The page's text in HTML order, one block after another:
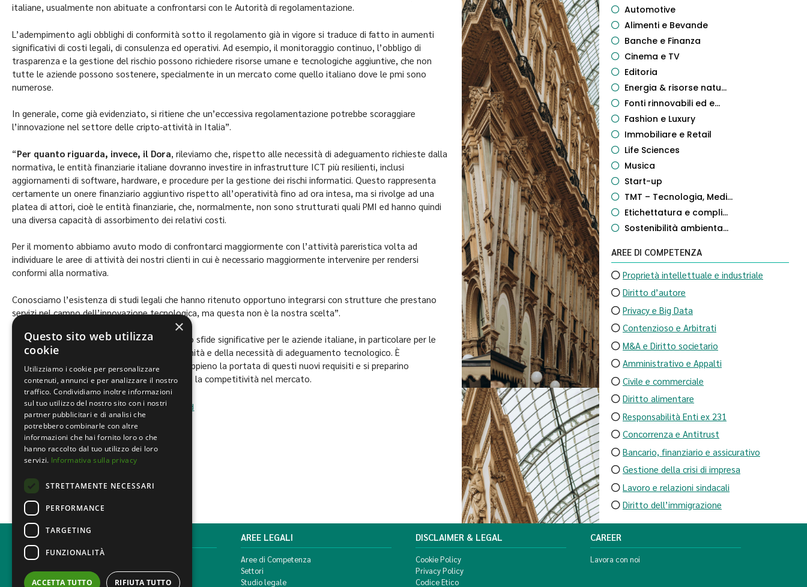
italiane, usualmente non abituate a confrontarsi con le Autorità di regolamentazione.
L’adempimento agli obblighi di conformità sotto il regolamento già in vigore si traduce di fatto in aumenti
significativi di costi legali, di consulenza ed operativi. Ad esempio, il monitoraggio continuo, l’obbligo di
trasparenza e la gestione del rischio possono richiedere risorse umane e tecnologiche aggiuntive, che non
tutte le aziende possono sostenere, specialmente in un mercato come quello italiano dove le pmi sono
numerose.
In generale, come già evidenziato, si ritiene che un’eccessiva regolamentazione potrebbe scoraggiare
l’innovazione nel settore delle cripto-attività in Italia”.
“Per quanto riguarda, invece, il Dora , rileviamo che, rispetto alle necessità di adeguamento richieste dalla
normativa, le entità finanziarie italiane dovranno investire in infrastrutture ICT più resilienti, inclusi
aggiornamenti di software, hardware, e procedure per la gestione dei rischi informatici. Questo rappresenta
certamente un onere finanziario aggiuntivo rispetto all’operatività fino ad ora intesa, ma si rivolge ad una
platea di attori, cioè le entità finanziarie, che, normalmente, non sono strutturati quali PMI ed hanno quindi
una diversa capacità di assorbimento dei relativi costi.
Per il momento abbiamo avuto modo di confrontarci maggiormente con l’attività pareristica volta ad
individuare le aree di attività dei nostri clienti in cui è necessario maggiormente intervenire per rendersi
conformi alla normativa.
Conosciamo l’esistenza di studi legali che hanno ritenuto opportuno integrarsi con strutture che prestano
servizi nel campo dell’innovazione tecnologica, ma questa non è la nostra scelta”.
Le nuove normative MiCAR e Dora presentano sfide significative per le aziende italiane, in particolare per le
PMI e le start-up, a causa dei costi di conformità e della necessità di adeguamento tecnologico. È
fondamentale che le aziende comprendano appieno la portata di questi nuovi requisiti e si preparino
adeguatamente per garantire la conformità e la competitività nel mercato.
Bancario, Finanziario e Assicurativo , Uncategorized
Automotive
Alimenti e Bevande
Banche e Finanza
Cinema e TV
Editoria
Energia & risorse natu...
Fonti rinnovabili ed e...
Fashion e Luxury
Immobiliare e Retail
Life Sciences
Musica
Start-up
TMT – Tecnologia, Medi...
Etichettatura e compli...
Sostenibilità ambienta...
AREE DI COMPETENZA
Proprietà intellettuale e industriale
Diritto d’autore
Privacy e Big Data
Contenzioso e Arbitrati
M&A e Diritto societario
Amministrativo e Appalti
Civile e commerciale
Diritto alimentare
Responsabilità Enti ex 231
Concorrenza e Antitrust
Bancario, finanziario e assicurativo
Gestione della crisi di impresa
Lavoro e relazioni sindacali
Diritto dell’immigrazione
MONDINI BONORA GINEVRA
T. +39 02 777351 F. +39 02 784510
info@mbg.legal
AREE LEGALI
Aree di Competenza
Settori
Studio legale
DISCLAIMER & LEGAL
Cookie Policy
Privacy Policy
Codice Etico
CAREER
Lavora con noi
×
Questo sito web utilizza
cookie
Utilizziamo i cookie per personalizzare
contenuti, annunci e per analizzare il nostro
traffico. Condividiamo inoltre informazioni
sul tuo utilizzo del nostro sito con i nostri
partner pubblicitari e di analisi che
potrebbero combinarle con altre
informazioni che hai fornito loro o che
hanno raccolto dal tuo utilizzo dei loro
servizi. Informativa sulla privacy
STRETTAMENTE NECESSARI
PERFORMANCE
TARGETING
FUNZIONALITÀ
ACCETTA TUTTO RIFIUTA TUTTO